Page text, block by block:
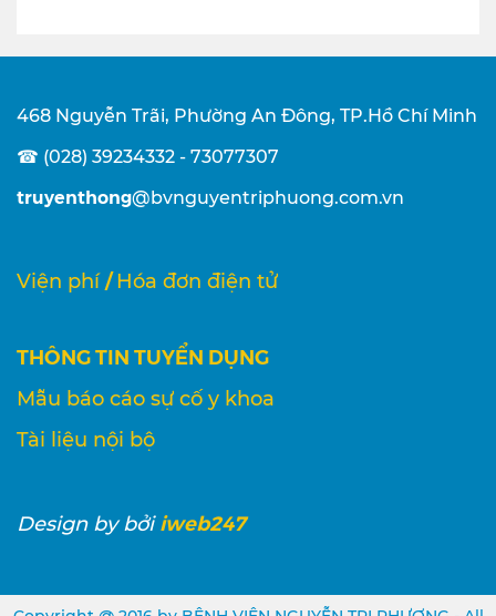
468 Nguyễn Trãi, Phường An Đông, TP.Hồ Chí Minh
☎ (028) 39234332 - 73077307
truyenthong@bvnguyentriphuong.com.vn
Viện phí / Hóa đơn điện tử
THÔNG TIN TUYỂN DỤNG
Mẫu báo cáo sự cố y khoa
Tài liệu nội bộ
Designby bởi iweb247